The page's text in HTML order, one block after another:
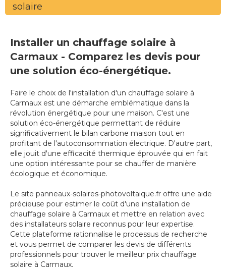
solaire
Installer un chauffage solaire à
Carmaux - Comparez les devis pour
une solution éco-énergétique.
Faire le choix de l'installation d'un chauffage solaire à
Carmaux est une démarche emblématique dans la
révolution énergétique pour une maison. C'est une
solution éco-énergétique permettant de réduire
significativement le bilan carbone maison tout en
profitant de l'autoconsommation électrique. D'autre part,
elle jouit d'une efficacité thermique éprouvée qui en fait
une option intéressante pour se chauffer de manière
écologique et économique.
Le site panneaux-solaires-photovoltaique.fr offre une aide
précieuse pour estimer le coût d'une installation de
chauffage solaire à Carmaux et mettre en relation avec
des installateurs solaire reconnus pour leur expertise.
Cette plateforme rationnalise le processus de recherche
et vous permet de comparer les devis de différents
professionnels pour trouver le meilleur prix chauffage
solaire à Carmaux.